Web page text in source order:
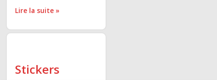
Lire la suite »
Stickers